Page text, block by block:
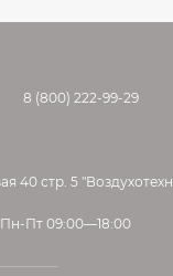
8 (800) 222-99-29
г. Москва, ул. Рябиновая 40 стр.
Пн-Пт 09:00—18:00